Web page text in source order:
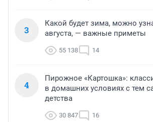
3
Какой будет зима, можно
августа, — важные приметы
55 138 14
4
Пирожное «Картошка»:
в домашних условиях с тем
детства
30 847 16